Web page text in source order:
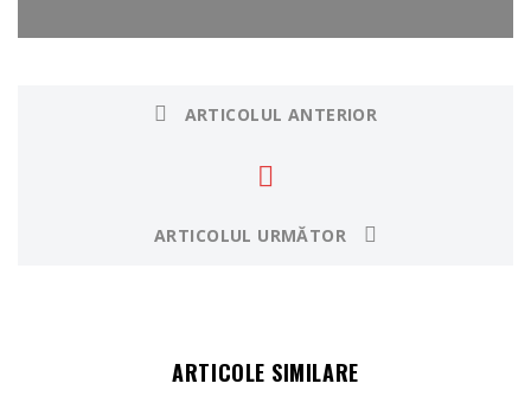
ARTICOLUL ANTERIOR
ARTICOLUL URMĂTOR
ARTICOLE SIMILARE